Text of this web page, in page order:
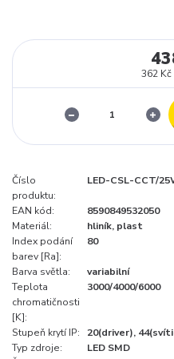
362 Kč
Číslo
produktu:
LED-CSL-CCT/
EAN kód:
8590849532050
Materiál:
hliník, plast
Index podání
barev [Ra]:
80
Barva světla:
variabilní
Teplota
chromatičnosti
[K]:
3000/4000/6000
Stupeň krytí IP:
20(driver),
Typ zdroje:
LED SMD